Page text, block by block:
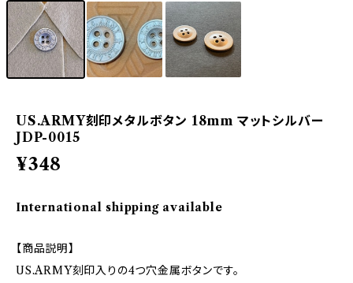
US.ARMY刻印メタルボタン 18mm マットシルバー
JDP-0015
¥348
International shipping available
【商品説明】
US.ARMY刻印入りの4つ穴金属ボタンです。